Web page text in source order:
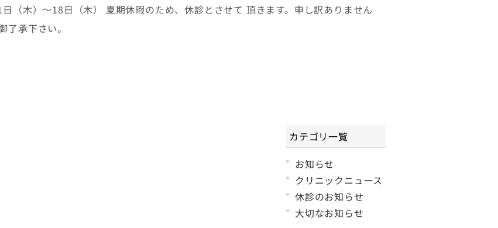
（木）〜18日（木） 夏期休暇のため、休診とさせて 頂きます。申し訳ありません
了承下さい。
カテゴリ一覧
お知らせ
クリニックニュース
休診のお知らせ
大切なお知らせ